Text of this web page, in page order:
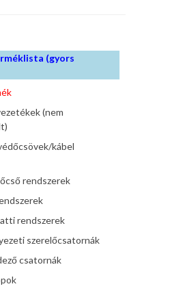
(gyors
(nem
kábel
rendszerek
rendszerek
szerelőcsatornák
csatornák